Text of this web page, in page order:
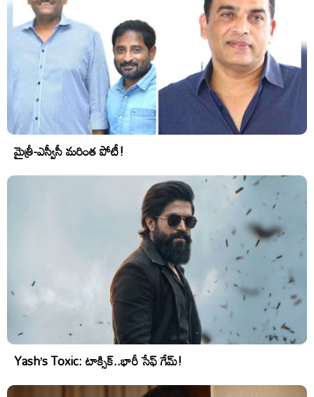
మైత్రీ-ఎస్వీసీ మరింత పోటీ!
Yash’s Toxic: టాక్సిక్..భారీ సేఫ్ గేమ్!